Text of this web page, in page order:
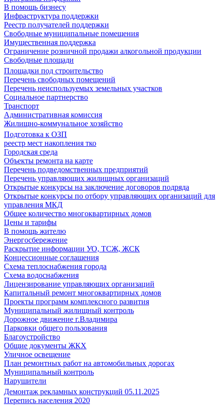
В помощь бизнесу
Инфраструктура поддержки
Реестр получателей поддержки
Свободные муниципальные помещения
Имущественная поддержка
Ограничение розничной продажи алкогольной продукции
Свободные площади
Площадки под строительство
Перечень свободных помещений
Перечень неиспользуемых земельных участков
Социальное партнерство
Транспорт
Административная комиссия
Жилищно-коммунальное хозяйство
Подготовка к ОЗП
реестр мест накопления тко
Городская среда
Объекты ремонта на карте
Перечень подведомственных предприятий
Перечень управляющих жилищных организаций
Открытые конкурсы на заключение договоров подряда
Открытые конкурсы по отбору управляющих организаций для
управления МКД
Общее количество многоквартирных домов
Цены и тарифы
В помощь жителю
Энергосбережение
Раскрытие информации УО, ТСЖ, ЖСК
Концессионные соглашения
Схема теплоснабжения города
Схема водоснабжения
Лицензирование управляющих организаций
Капитальный ремонт многоквартирных домов
Проекты программ комплексного развития
Муниципальный жилищный контроль
Дорожное движение г.Владимира
Парковки общего пользования
Благоустройство
Общие документы ЖКХ
Уличное освещение
План ремонтных работ на автомобильных дорогах
Муниципальный контроль
Нарушители
Демонтаж рекламных конструкций 05.11.2025
Перепись населения 2020